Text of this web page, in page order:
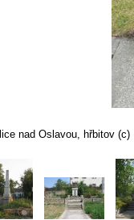
nad Oslavou, hřbitov